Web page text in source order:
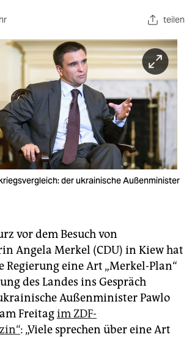
teilen
der ukrainische Außenminister
vor dem Besuch von
Angela Merkel (CDU) in Kiew hat
Regierung eine Art „Merkel-Plan“
des Landes ins Gespräch
Außenminister Pawlo
Freitagim ZDF-
: „Viele sprechen über eine Art